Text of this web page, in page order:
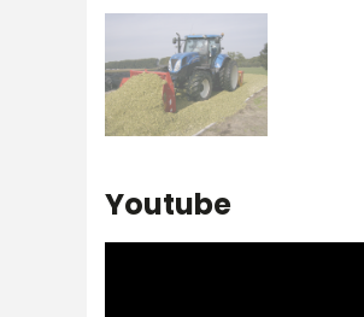
Youtube